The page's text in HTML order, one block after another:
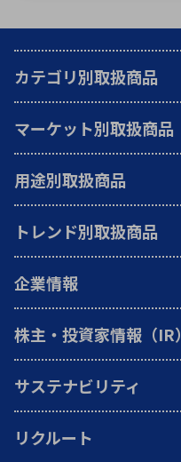
カテゴリ別取扱商品
マーケット別取扱商品
用途別取扱商品
トレンド別取扱商品
企業情報
株主・投資家情報（IR）
サステナビリティ
リクルート